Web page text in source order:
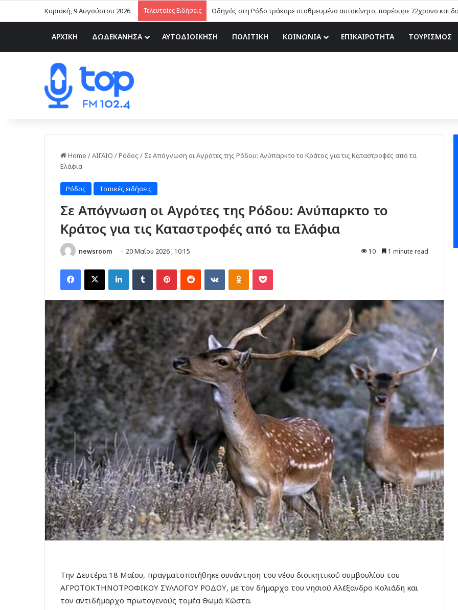
Κυριακή, 9 Αυγούστου 2026 Τελευταίες Ειδήσεις ΑΑΔΕ: Αιφνιδιαστικοί έλεγχοι χωρίς τοπικές… γνωριμίες
ΑΡΧΙΚΗ ΔΩΔΕΚΑΝΗΣΑ ΑΥΤΟΔΙΟΙΚΗΣΗ ΠΟΛΙΤΙΚΗ ΚΟΙΝΩΝΙΑ ΕΠΙΚΑΙΡΟΤΗΤΑ ΤΟΥΡΙΣΜΟΣ
Home /ΑΙΓΑΙΟ /Ρόδος / Σε Απόγνωση οι Αγρότες της Ρόδου: Ανύπαρκτο το Κράτος για τις Καταστροφές από τα
Ελάφια
Ρόδος Τοπικές ειδήσεις
Σε Απόγνωση οι Αγρότες της Ρόδου: Ανύπαρκτο το
Κράτος για τις Καταστροφές από τα Ελάφια
newsroom 20 Μαΐου 2026 , 10:15 10 1 minute read
Facebook
X LinkedInTumblr PinterestReddit VKontakteOdnoklassniki
Pocket
Την Δευτέρα 18 Μαΐου, πραγματοποιήθηκε συνάντηση του νέου διοικητικού συμβουλίου του
ΑΓΡΟΤΟΚΤΗΝΟΤΡΟΦΙΚΟΥ ΣΥΛΛΟΓΟΥ ΡΟΔΟΥ, με τον δήμαρχο του νησιού Αλέξανδρο Κολιάδη και
τον αντιδήμαρχο πρωτογενούς τομέα Θωμά Κώστα.